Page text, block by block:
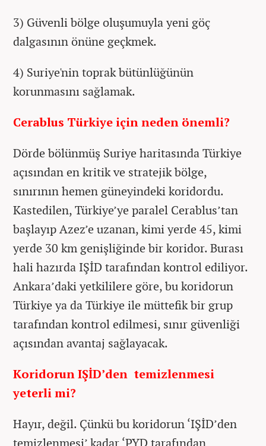
3) Güvenli bölge oluşumuyla yeni göç
dalgasının önüne geçkmek.
4) Suriye'nin toprak bütünlüğünün
korunmasını sağlamak.
Cerablus Türkiye için neden önemli?
Dörde bölünmüş Suriye haritasında Türkiye
açısından en kritik ve stratejik bölge,
sınırının hemen güneyindeki koridordu.
Kastedilen, Türkiye’ye paralel Cerablus’tan
başlayıp Azez’e uzanan, kimi yerde 45, kimi
yerde 30 km genişliğinde bir koridor. Burası
hali hazırda IŞİD tarafından kontrol ediliyor.
Ankara’daki yetkililere göre, bu koridorun
Türkiye ya da Türkiye ile müttefik bir grup
tarafından kontrol edilmesi, sınır güvenliği
açısından avantaj sağlayacak.
Koridorun IŞİD’den temizlenmesi
yeterli mi?
Hayır, değil. Çünkü bu koridorun ‘IŞİD’den
temizlenmesi’ kadar ‘PYD tarafından